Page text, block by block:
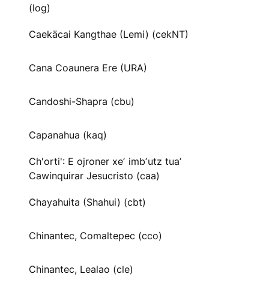
(log)
Caekäcai Kangthae (Lemi) (cekNT)
Cana Coaunera Ere (URA)
Candoshi-Shapra (cbu)
Capanahua (kaq)
Ch'orti': E ojroner xeʼ imbʼutz tuaʼ
Cawinquirar Jesucristo (caa)
Chayahuita (Shahui) (cbt)
Chinantec, Comaltepec (cco)
Chinantec, Lealao (cle)